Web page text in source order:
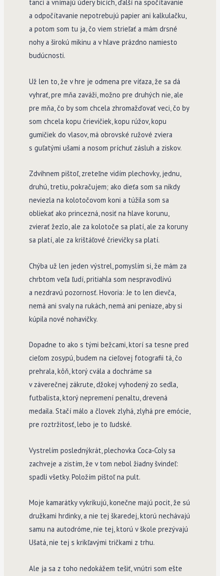
tanci a vnímajú údery bicích, ďalší na spočítavanie
a odpočítavanie nepotrebujú papier ani kalkulačku,
a potom som tu ja, čo viem strieľať a mám drsné
nohy a širokú mikinu a v hlave prázdno namiesto
budúcnosti.
Už len to, že v hre je odmena pre víťaza, že sa dá
vyhrať, pre mňa zaváži, možno pre druhých nie, ale
pre mňa, čo by som chcela zhromažďovať veci, čo by
som chcela kopu črievičiek, kopu rúžov, kopu
gumičiek do vlasov, má obrovské ružové zviera
s guľatými ušami a nosom príchuť zásluh a ziskov.
Zdvihnem pištoľ, zreteľne vidím plechovky, jednu,
druhú, tretiu, pokračujem; ako dieťa som sa nikdy
neviezla na kolotočovom koni a túžila som sa
obliekať ako princezná, nosiť na hlave korunu,
zvierať žezlo, ale za kolotoče sa platí, ale za koruny
sa platí, ale za krištáľové črievičky sa platí.
Chýba už len jeden výstrel, pomyslím si, že mám za
chrbtom veľa ľudí, pritiahla som nespravodlivú
a nezdravú pozornosť. Hovoria: Je to len dievča,
nemá ani svaly na rukách, nemá ani peniaze, aby si
kúpila nové nohavičky.
Dopadne to ako s tými bežcami, ktorí sa tesne pred
cieľom zosypú, budem na cieľovej fotografii tá, čo
prehrala, kôň, ktorý cvála a dochráme sa
v záverečnej zákrute, džokej vyhodený zo sedla,
futbalista, ktorý nepremení penaltu, drevená
medaila. Stačí málo a človek zlyhá, zlyhá pre emócie,
pre roztržitosť, lebo je to ľudské.
Vystrelím poslednýkrát, plechovka Coca­‑Coly sa
zachveje a zistím, že v tom nebol žiadny švindeľ:
spadli všetky. Položím pištoľ na pult.
Moje kamarátky vykrikujú, konečne majú pocit, že sú
družkami hrdinky, a nie tej škaredej, ktorú nechávajú
samu na autodróme, nie tej, ktorú v škole prezývajú
Ušatá, nie tej s krikľavými tričkami z trhu.
Ale ja sa z toho nedokážem tešiť, vnútri som ešte